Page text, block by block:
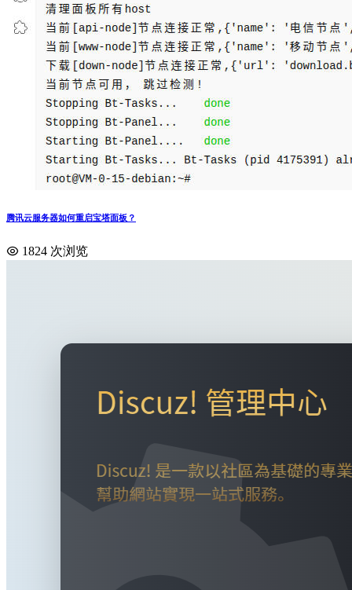
腾讯云服务器如何重启宝塔面板？
1824 次浏览